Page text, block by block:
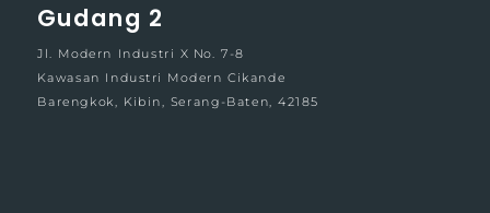
Gudang 2
Jl. Modern Industri X No. 7-8
Kawasan Industri Modern Cikande
Barengkok, Kibin, Serang-Baten, 42185